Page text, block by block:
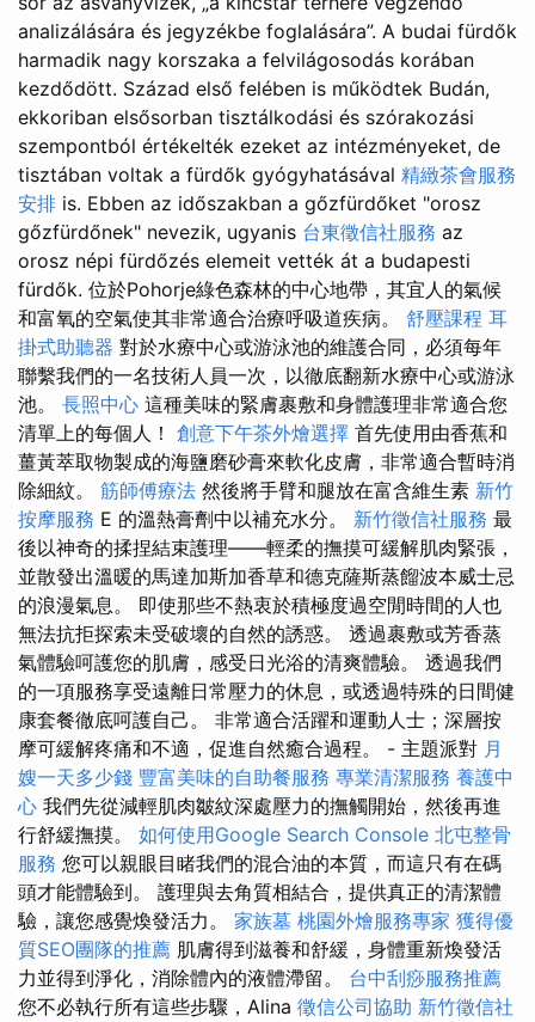
analizálására és jegyzékbe foglalására”. A budai fürdők
harmadik nagy korszaka a felvilágosodás korában
kezdődött. Század első felében is működtek Budán,
ekkoriban elsősorban tisztálkodási és szórakozási
szempontból értékelték ezeket az intézményeket, de
tisztában voltak a fürdők gyógyhatásával 精緻茶會服務
安排 is. Ebben az időszakban a gőzfürdőket "orosz
gőzfürdőnek" nevezik, ugyanis 台東徵信社服務 az
orosz népi fürdőzés elemeit vették át a budapesti
fürdők. 位於Pohorje綠色森林的中心地帶，其宜人的氣候
和富氧的空氣使其非常適合治療呼吸道疾病。 舒壓課程 耳
掛式助聽器 對於水療中心或游泳池的維護合同，必須每年
聯繫我們的一名技術人員一次，以徹底翻新水療中心或游泳
池。 長照中心 這種美味的緊膚裹敷和身體護理非常適合您
清單上的每個人！ 創意下午茶外燴選擇 首先使用由香蕉和
薑黃萃取物製成的海鹽磨砂膏來軟化皮膚，非常適合暫時消
除細紋。 筋師傅療法 然後將手臂和腿放在富含維生素 新竹
按摩服務 E 的溫熱膏劑中以補充水分。 新竹徵信社服務 最
後以神奇的揉捏結束護理——輕柔的撫摸可緩解肌肉緊張，
並散發出溫暖的馬達加斯加香草和德克薩斯蒸餾波本威士忌
的浪漫氣息。 即使那些不熱衷於積極度過空閒時間的人也
無法抗拒探索未受破壞的自然的誘惑。 透過裹敷或芳香蒸
氣體驗呵護您的肌膚，感受日光浴的清爽體驗。 透過我們
的一項服務享受遠離日常壓力的休息，或透過特殊的日間健
康套餐徹底呵護自己。 非常適合活躍和運動人士；深層按
摩可緩解疼痛和不適，促進自然癒合過程。 - 主題派對 月
嫂一天多少錢 豐富美味的自助餐服務 專業清潔服務 養護中
心 我們先從減輕肌肉皺紋深處壓力的撫觸開始，然後再進
行舒緩撫摸。 如何使用Google Search Console 北屯整骨
服務 您可以親眼目睹我們的混合油的本質，而這只有在碼
頭才能體驗到。 護理與去角質相結合，提供真正的清潔體
驗，讓您感覺煥發活力。 家族墓 桃園外燴服務專家 獲得優
質SEO團隊的推薦 肌膚得到滋養和舒緩，身體重新煥發活
力並得到淨化，消除體內的液體滯留。 台中刮痧服務推薦
您不必執行所有這些步驟，Alina 徵信公司協助 新竹徵信社